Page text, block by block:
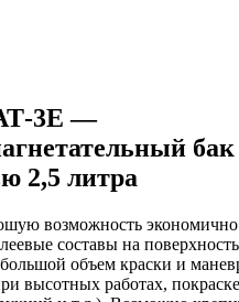
3Е —
бак
2,5 литра
возможность
составы на
объем краски и
высотных работах, покраске